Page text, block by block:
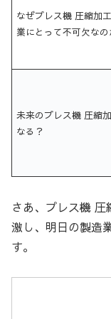
なぜプレス機 圧縮加
業にとって不可欠なの
未来のプレス機 圧縮
なる？
さあ、プレス機
激し、明日の製造
す。